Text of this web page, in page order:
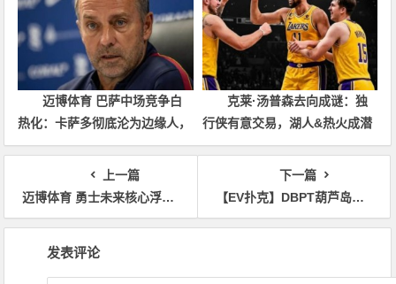
迈博体育 巴萨中场竞争白
热化：卡萨多彻底沦为边缘人，
沙特高薪邀约引发去留两难
克莱·汤普森去向成谜：独
行侠有意交易，湖人&热火成潜
在下家，大发体育助力你的致富
上一篇
迈博体育 勇士未来核心浮现：穆迪成库里接班人最佳人选
下一篇
【EV扑克】DBPT葫芦岛站C组战报：270人次创单日新高，何先生118万记分牌登顶“东北王”
发表评论